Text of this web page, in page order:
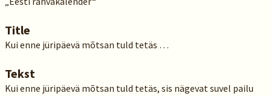
Title
Kui enne jüripäevä mõtsan tuld tetäs …
Tekst
Kui enne jüripäevä mõtsan tuld tetäs, sis nägevat suvel pailu